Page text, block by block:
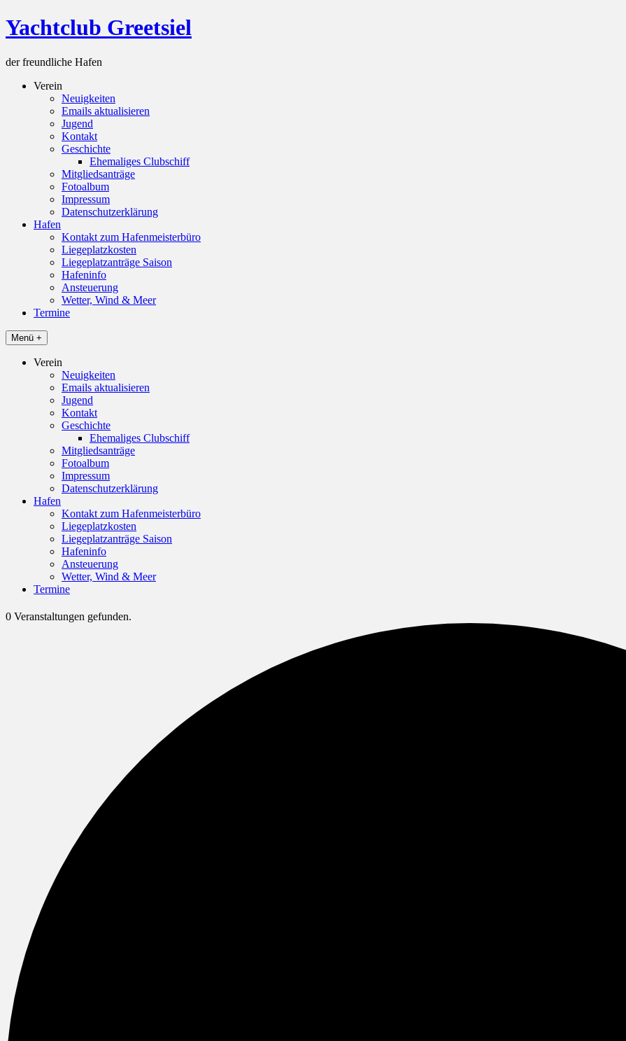
Skip
to
Yachtclub Greetsiel
der freundliche Hafen
Verein
Neuigkeiten
Emails aktualisieren
Jugend
Kontakt
Geschichte
Ehemaliges Clubschiff
Mitgliedsanträge
Fotoalbum
Impressum
Datenschutzerklärung
Hafen
Kontakt zum Hafenmeisterbüro
Liegeplatzkosten
Liegeplatzanträge Saison
Hafeninfo
Ansteuerung
Wetter, Wind & Meer
Termine
Menü +
Verein
Neuigkeiten
Emails aktualisieren
Jugend
Kontakt
Geschichte
Ehemaliges Clubschiff
Mitgliedsanträge
Fotoalbum
Impressum
Datenschutzerklärung
Hafen
Kontakt zum Hafenmeisterbüro
Liegeplatzkosten
Liegeplatzanträge Saison
Hafeninfo
Ansteuerung
Wetter, Wind & Meer
Termine
0 Veranstaltungen gefunden.